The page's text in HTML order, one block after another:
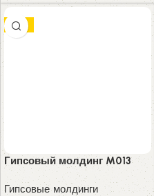
-8%
Гипсовый молдинг M013
Гипсовые молдинги